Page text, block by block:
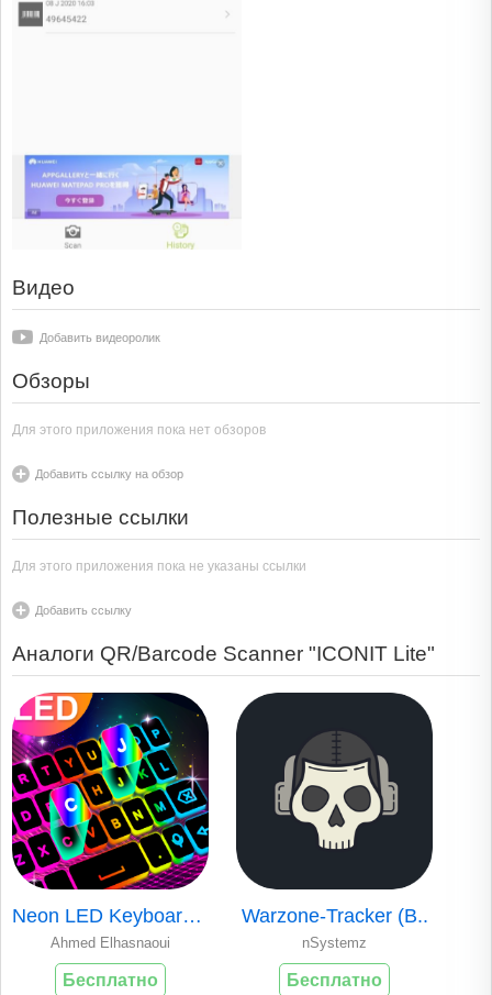
Видео
Добавить видеоролик
Обзоры
Для этого приложения пока нет обзоров
Добавить ссылку на обзор
Полезные ссылки
Для этого приложения пока не указаны ссылки
Добавить ссылку
Аналоги QR/Barcode Scanner "ICONIT Lite"
Neon LED Keyboard ..
Ahmed Elhasnaoui
Бесплатно
Warzone-Tracker (B..
nSystemz
Бесплатно